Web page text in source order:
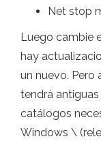
Net stop
Luego cambie
hay
un nuevo. Pero
tendrá
catálogos
Windows \